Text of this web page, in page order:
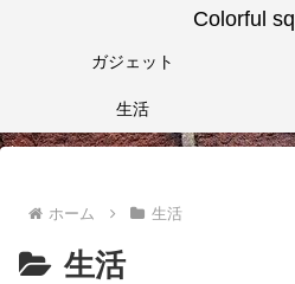
Colorful
ガジェット
生活
ホーム 生活
生活